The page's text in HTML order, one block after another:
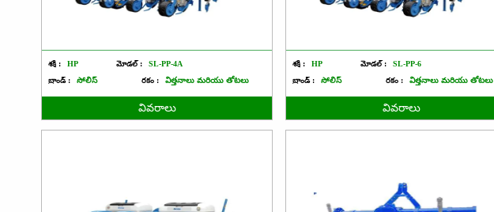
శక్తి : HP మోడల్ :
SL-PP-4A
బ్రాండ్ :
సోలిస్ రకం : విత్తనాలు మరియు తోటలు
వివరాలు
శక్తి : HP మోడల్ :
SL-PP-6
బ్రాండ్ :
సోలిస్ రకం : విత్తనాలు మరియు తోటలు
వివరాలు